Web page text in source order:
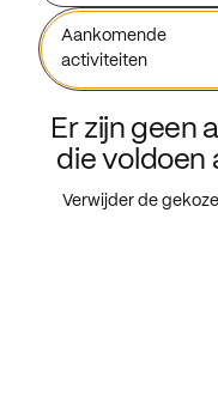
Aankomende
activiteiten
Er zijn geen
die voldoen
Verwijder de